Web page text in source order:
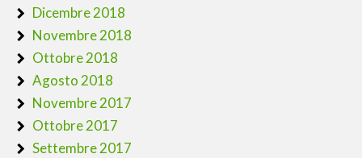
Dicembre 2018
Novembre 2018
Ottobre 2018
Agosto 2018
Novembre 2017
Ottobre 2017
Settembre 2017